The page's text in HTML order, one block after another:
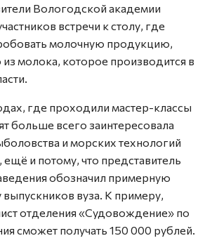
Вологодской академии
встречи к столу, где
молочную продукцию,
молока, которое производится в
где проходили мастер-классы
больше всего заинтересовала
и морских технологий
и потому, что представитель
обозначил примерную
выпускников вуза. К примеру,
отделения «Судовождение» по
сможет получать 150 000 рублей.